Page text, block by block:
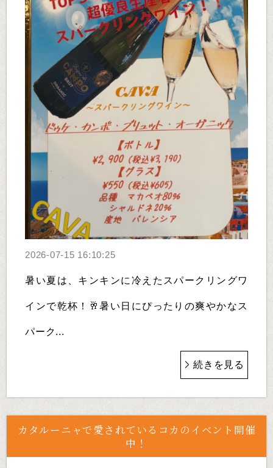
2026-07-15 16:10:25
暑い夏は、キンキンに冷えたスパークリングワ
インで乾杯！🥂暑い日にぴったりの爽やかなス
パーク...
続きを見る
カタルーニャで愛されているコカのイベント開催
中！